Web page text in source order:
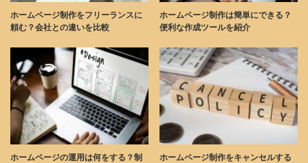
ホームページ制作をフリーランスに
頼む？会社との違いを比較
ホームページ制作は簡単にできる？
便利な作成ツールを紹介
ホームページの運用は何をする？制
ホームページ制作をキャンセルする